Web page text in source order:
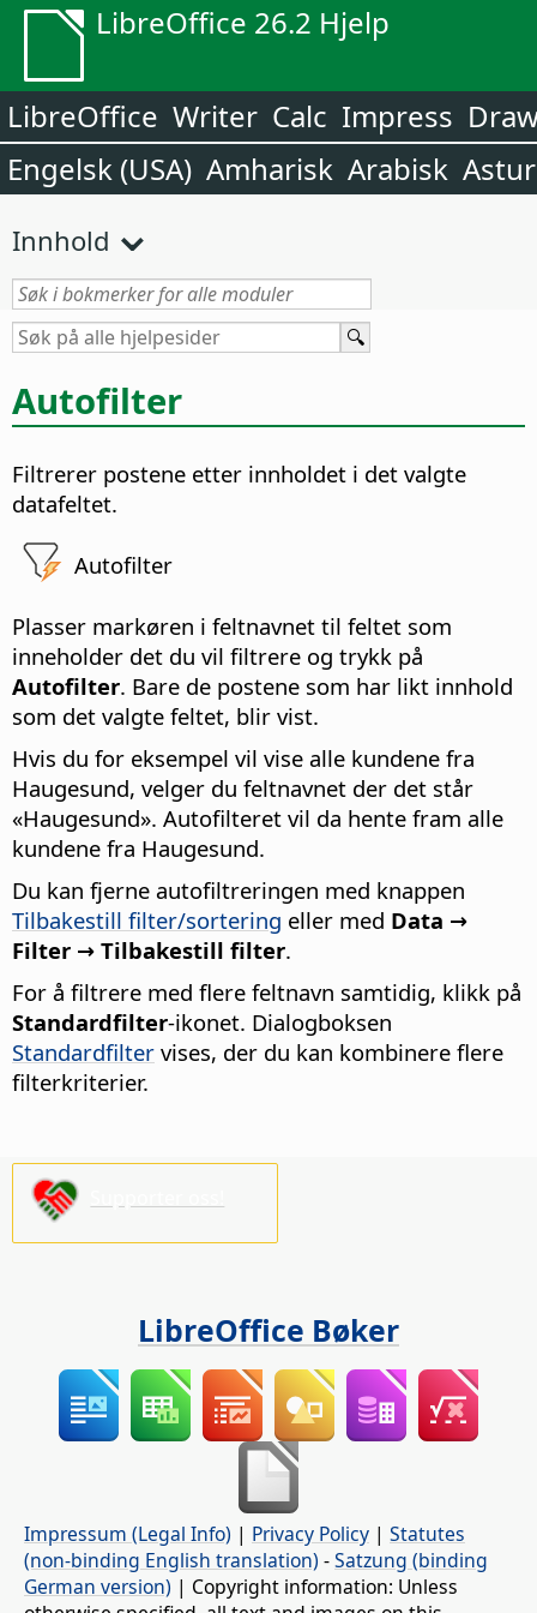
LibreOffice 26.2 Hjelp
LibreOffice Writer Calc Impress
Engelsk (USA) Amharisk Arabisk
Innhold
Autofilter
Filtrerer postene etter innholdet i det valgte
datafeltet.
Autofilter
Plasser markøren i feltnavnet til feltet som
inneholder det du vil filtrere og trykk på
Autofilter. Bare de postene som har likt innhold
som det valgte feltet, blir vist.
Hvis du for eksempel vil vise alle kundene fra
Haugesund, velger du feltnavnet der det står
«Haugesund». Autofilteret vil da hente fram alle
kundene fra Haugesund.
Du kan fjerne autofiltreringen med knappen
Tilbakestill filter/sortering eller med Data →
Filter → Tilbakestill filter.
For å filtrere med flere feltnavn samtidig, klikk på
Standardfilter-ikonet. Dialogboksen
Standardfilter vises, der du kan kombinere flere
filterkriterier.
LibreOffice Bøker
Impressum (Legal Info) | Privacy Policy | Statutes
(non-binding English translation) -Satzung (binding
German version) | Copyright information: Unless